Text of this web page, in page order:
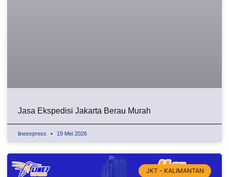
Jasa Ekspedisi Jakarta Berau Murah
lineexpress 19 Mei 2026
JKT - KALIMANTAN